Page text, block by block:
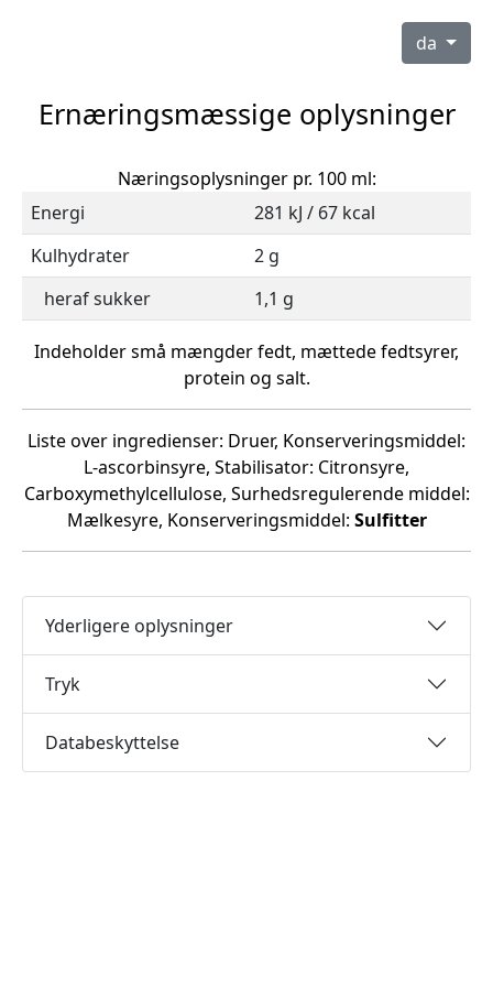
da
Ernæringsmæssige oplysninger
Næringsoplysninger pr. 100 ml:
Energi
281 kJ / 67 kcal
Kulhydrater
2 g
heraf sukker
1,1 g
Indeholder små mængder fedt, mættede fedtsyrer,
protein og salt.
Liste over ingredienser: Druer, Konserveringsmiddel:
L-ascorbinsyre, Stabilisator: Citronsyre,
Carboxymethylcellulose, Surhedsregulerende middel:
Mælkesyre, Konserveringsmiddel: Sulfitter
Yderligere oplysninger
Tryk
Databeskyttelse